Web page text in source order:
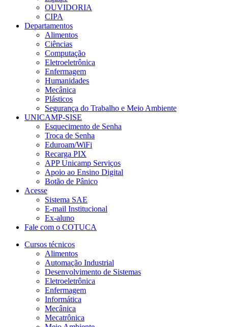
OUVIDORIA
CIPA
Departamentos
Alimentos
Ciências
Computação
Eletroeletrônica
Enfermagem
Humanidades
Mecânica
Plásticos
Segurança do Trabalho e Meio Ambiente
UNICAMP-SISE
Esquecimento de Senha
Troca de Senha
Eduroam/WiFi
Recarga PIX
APP Unicamp Serviços
Apoio ao Ensino Digital
Botão de Pânico
Acesse
Sistema SAE
E-mail Institucional
Ex-aluno
Fale com o COTUCA
Cursos técnicos
Alimentos
Automação Industrial
Desenvolvimento de Sistemas
Eletroeletrônica
Enfermagem
Informática
Mecânica
Mecatrônica